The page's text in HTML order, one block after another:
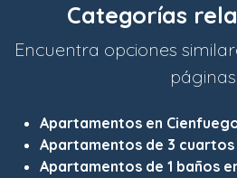
Categorías
Encuentra opciones
páginas
Apartamentos en
Apartamentos de 3
Apartamentos de 1 baños